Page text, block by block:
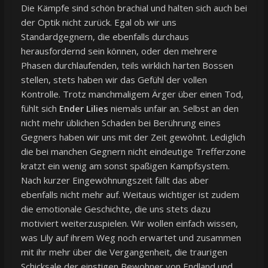
Die Kämpfe sind schön brachial und halten sich auch bei
der Optik nicht zurück. Egal ob wir uns
Standardgegnern, die ebenfalls durchaus
herausfordernd sein können, oder den mehrere
Phasen durchlaufenden, teils wirklich harten Bossen
stellen, stets haben wir das Gefühl der vollen
Kontrolle. Trotz manchmaligem Ärger über einen Tod,
fühlt sich Ender Lilies niemals unfair an. Selbst an den
nicht mehr üblichen Schaden bei Berührung eines
Gegners haben wir uns mit der Zeit gewöhnt. Lediglich
die bei manchen Gegnern nicht eindeutige Trefferzone
kratzt ein wenig am sonst spaßigen Kampfsystem.
Nach kurzer Eingewöhnungszeit fällt das aber
ebenfalls nicht mehr auf. Weitaus wichtiger ist zudem
die emotionale Geschichte, die uns stets dazu
motiviert weiterzuspielen. Wir wollen einfach wissen,
was Lily auf ihrem Weg noch erwartet und zusammen
mit ihr mehr über die Vergangenheit, die traurigen